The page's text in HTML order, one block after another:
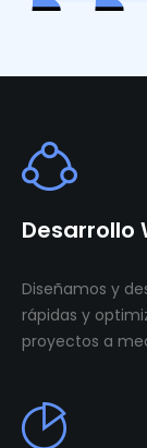
Desarrollo
Diseñamos y
rápidas y
proyectos a